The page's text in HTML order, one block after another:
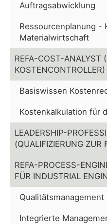
Auftragsabwicklung
Ressourcenplanung -
Materialwirtschaft
REFA-COST-ANALYST
KOSTENCONTROLLER)
Basiswissen
Kostenkalkulation für
LEADERSHIP-
(QUALIFIZIERUNG ZUR
REFA-PROCESS-
FÜR INDUSTRIAL
Qualitätsmanagement
Integrierte